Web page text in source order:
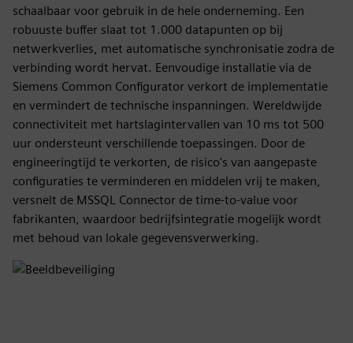
schaalbaar voor gebruik in de hele onderneming. Een
robuuste buffer slaat tot 1.000 datapunten op bij
netwerkverlies, met automatische synchronisatie zodra de
verbinding wordt hervat. Eenvoudige installatie via de
Siemens Common Configurator verkort de implementatie
en vermindert de technische inspanningen. Wereldwijde
connectiviteit met hartslagintervallen van 10 ms tot 500
uur ondersteunt verschillende toepassingen. Door de
engineeringtijd te verkorten, de risico's van aangepaste
configuraties te verminderen en middelen vrij te maken,
versnelt de MSSQL Connector de time-to-value voor
fabrikanten, waardoor bedrijfsintegratie mogelijk wordt
met behoud van lokale gegevensverwerking.